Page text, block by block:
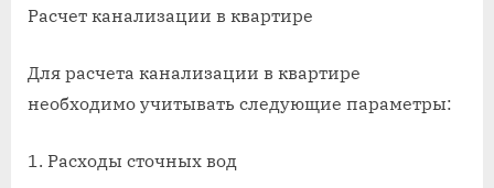
квартире
Расчет канализации в квартире
Для расчета канализации в квартире
необходимо учитывать следующие параметры:
1. Расходы сточных вод